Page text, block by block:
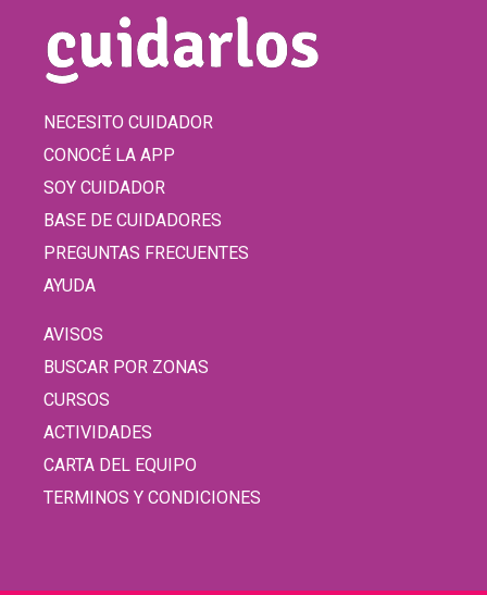
NECESITO CUIDADOR
CONOCÉ LA APP
SOY CUIDADOR
BASE DE CUIDADORES
PREGUNTAS FRECUENTES
AYUDA
AVISOS
BUSCAR POR ZONAS
CURSOS
ACTIVIDADES
CARTA DEL EQUIPO
TERMINOS Y CONDICIONES